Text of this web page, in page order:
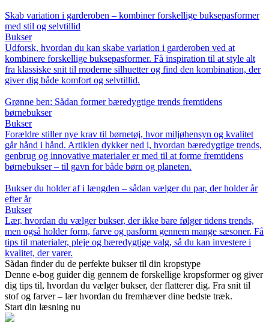
Skab variation i garderoben – kombiner forskellige buksepasformer
med stil og selvtillid
Bukser
Udforsk, hvordan du kan skabe variation i garderoben ved at
kombinere forskellige buksepasformer. Få inspiration til at style alt
fra klassiske snit til moderne silhuetter og find den kombination, der
giver dig både komfort og selvtillid.
Grønne ben: Sådan former bæredygtige trends fremtidens
børnebukser
Bukser
Forældre stiller nye krav til børnetøj, hvor miljøhensyn og kvalitet
går hånd i hånd. Artiklen dykker ned i, hvordan bæredygtige trends,
genbrug og innovative materialer er med til at forme fremtidens
børnebukser – til gavn for både børn og planeten.
Bukser du holder af i længden – sådan vælger du par, der holder år
efter år
Bukser
Lær, hvordan du vælger bukser, der ikke bare følger tidens trends,
men også holder form, farve og pasform gennem mange sæsoner. Få
tips til materialer, pleje og bæredygtige valg, så du kan investere i
kvalitet, der varer.
Sådan finder du de perfekte bukser til din kropstype
Denne e-bog guider dig gennem de forskellige kropsformer og giver
dig tips til, hvordan du vælger bukser, der flatterer dig. Fra snit til
stof og farver – lær hvordan du fremhæver dine bedste træk.
Start din læsning nu